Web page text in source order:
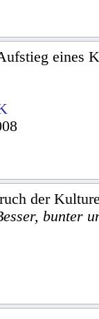
eines
der
bunter